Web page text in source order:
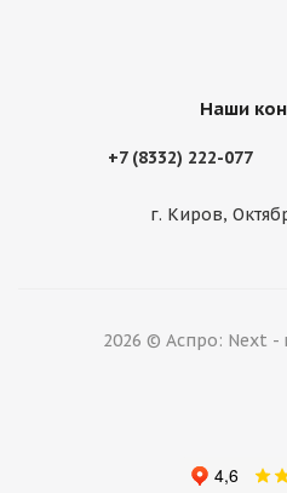
Наши
+7 (8332) 222-077
г. Киров,
2026 © Аспро: Next -